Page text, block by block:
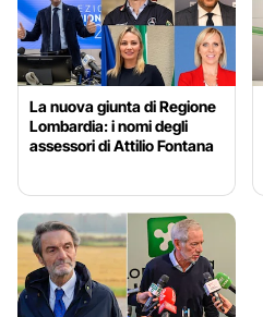
La nuova giunta di Regione
Lombardia: i nomi degli
assessori di Attilio Fontana